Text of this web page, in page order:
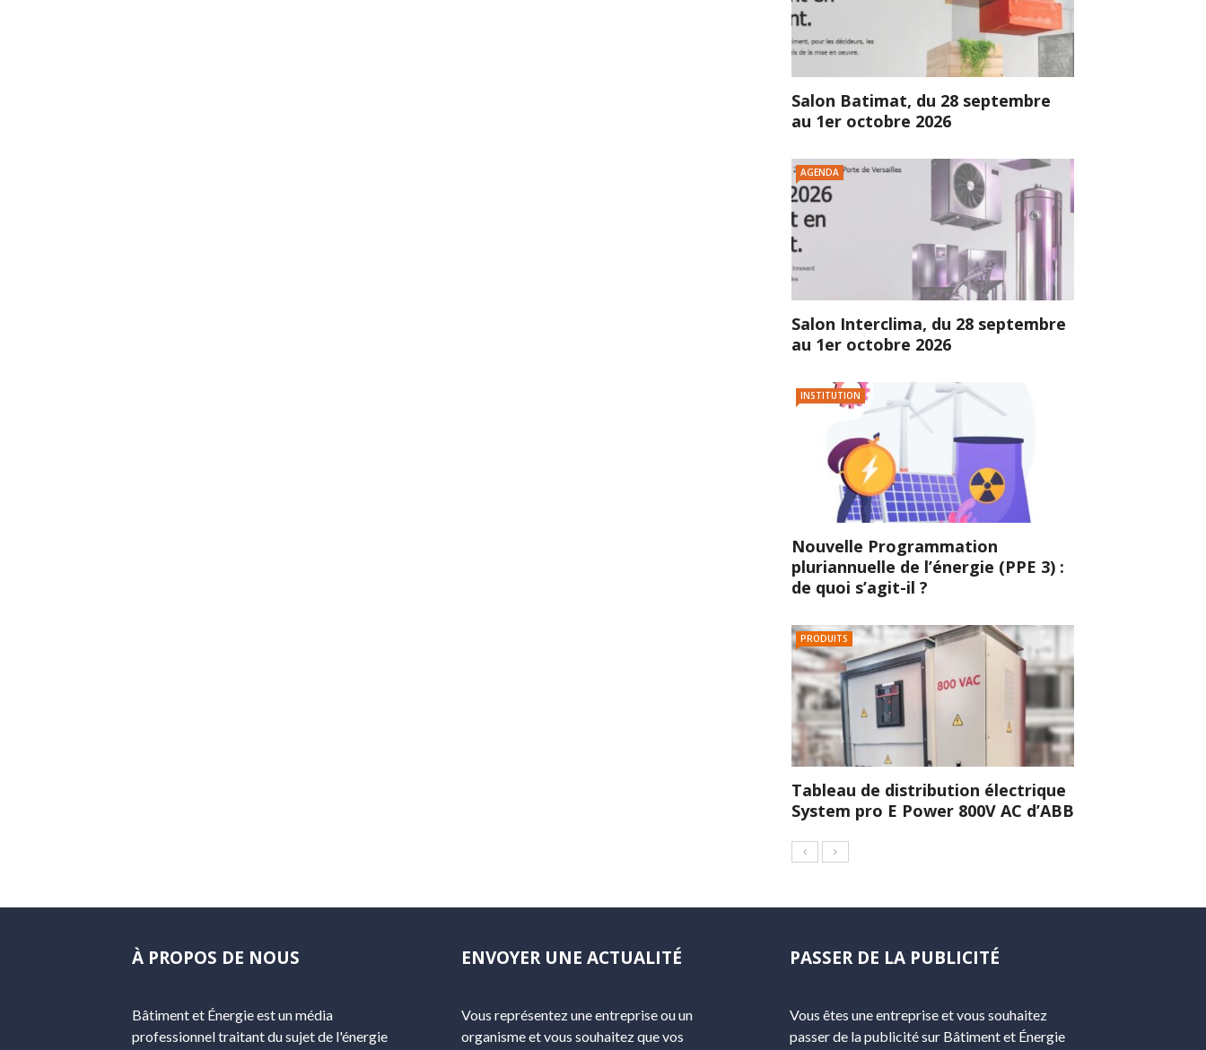
Salon Batimat, du 28 septembre
au 1er octobre 2026
AGENDA
Salon Interclima, du 28 septembre
au 1er octobre 2026
INSTITUTION
Nouvelle Programmation
pluriannuelle de l’énergie (PPE 3) :
de quoi s’agit-il ?
PRODUITS
Tableau de distribution électrique
System pro E Power 800V AC d’ABB
À PROPOS DE NOUS
Bâtiment et Énergie est un média
professionnel traitant du sujet de l'énergie
ENVOYER UNE ACTUALITÉ
Vous représentez une entreprise ou un
organisme et vous souhaitez que vos
PASSER DE LA PUBLICITÉ
Vous êtes une entreprise et vous souhaitez
passer de la publicité sur Bâtiment et Énergie